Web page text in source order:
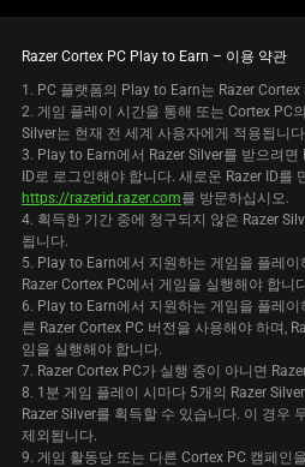
Razer Cortex PC Play to Earn – 이용 약관
1. PC 플랫폼의 Play to Earn는 Razer
2. 게임 플레이 시간을 통해 또는 Cortex PC
Silver는 현재 전 세계 사용자에게 적용됩니
3. Play to Earn에서 Razer Silver를 받으려면
ID로 로그인해야 합니다. 새로운 Razer ID를
https://razerid.razer.com를 방문하십시오.
4. 획득한 기간 중에 청구되지 않은 Razer
됩니다.
5. Play to Earn에서 지원하는 게임을 플레이
Razer Cortex PC에서 게임을 실행해야 합니
6. Play to Earn에서 지원하는 게임을 플레
른 Razer Cortex PC 버전을 사용해야 하며,
임을 실행해야 합니다.
7. Razer Cortex PC가 실행 중이 아니면
8. 1분 게임 플레이 시마다 5개의 Razer
Razer Silver를 획득할 수 있습니다. 이 경우
제외됩니다.
9. 게임 활동당 또는 다른 Cortex PC 캠페인